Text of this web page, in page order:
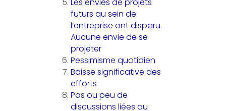
Les envies de projets
futurs au sein de
l’entreprise ont disparu.
Aucune envie de se
projeter
Pessimisme quotidien
Baisse significative des
efforts
Pas ou peu de
discussions liées au